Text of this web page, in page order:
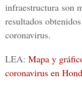
infraestructura son
resultados
coronavirus.
LEA: Mapa y
coronavirus en